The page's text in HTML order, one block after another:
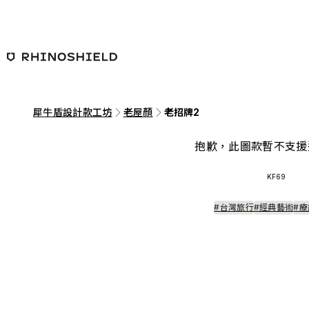
犀牛盾設計款工坊 老屋顏 老招牌2
抱歉，此圖款暫不支
KF69
#台灣旅行#經典藝術#療